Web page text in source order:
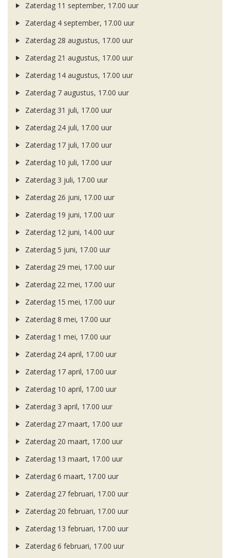
Zaterdag 11 september, 17.00 uur
Zaterdag 4 september, 17.00 uur
Zaterdag 28 augustus, 17.00 uur
Zaterdag 21 augustus, 17.00 uur
Zaterdag 14 augustus, 17.00 uur
Zaterdag 7 augustus, 17.00 uur
Zaterdag 31 juli, 17.00 uur
Zaterdag 24 juli, 17.00 uur
Zaterdag 17 juli, 17.00 uur
Zaterdag 10 juli, 17.00 uur
Zaterdag 3 juli, 17.00 uur
Zaterdag 26 juni, 17.00 uur
Zaterdag 19 juni, 17.00 uur
Zaterdag 12 juni, 14.00 uur
Zaterdag 5 juni, 17.00 uur
Zaterdag 29 mei, 17.00 uur
Zaterdag 22 mei, 17.00 uur
Zaterdag 15 mei, 17.00 uur
Zaterdag 8 mei, 17.00 uur
Zaterdag 1 mei, 17.00 uur
Zaterdag 24 april, 17.00 uur
Zaterdag 17 april, 17.00 uur
Zaterdag 10 april, 17.00 uur
Zaterdag 3 april, 17.00 uur
Zaterdag 27 maart, 17.00 uur
Zaterdag 20 maart, 17.00 uur
Zaterdag 13 maart, 17.00 uur
Zaterdag 6 maart, 17.00 uur
Zaterdag 27 februari, 17.00 uur
Zaterdag 20 februari, 17.00 uur
Zaterdag 13 februari, 17.00 uur
Zaterdag 6 februari, 17.00 uur